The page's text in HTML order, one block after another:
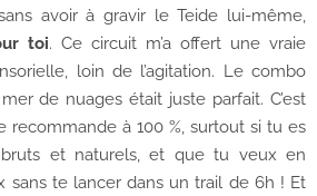
avoir à gravir le Teide lui-même,
toi. Ce circuit m’a offert une vraie
loin de l’agitation. Le combo
de nuages était juste parfait. C’est
recommande à 100 %, surtout si tu es
et naturels, et que tu veux en
sans te lancer dans un trail de 6h ! Et